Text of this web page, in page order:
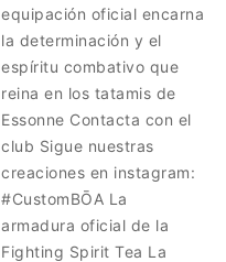
equipación oficial encarna
la determinación y el
espíritu combativo que
reina en los tatamis de
Essonne Contacta con el
club Sigue nuestras
creaciones en instagram:
#CustomBŌA La
armadura oficial de la
Fighting Spirit Tea La